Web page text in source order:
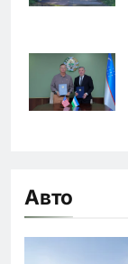
Авто